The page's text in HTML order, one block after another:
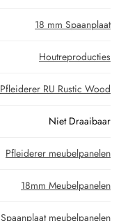
18 mm Spaanplaat
Houtreproducties
Pfleiderer RU Rustic Wood
Niet Draaibaar
Pfleiderer meubelpanelen
18mm Meubelpanelen
Spaanplaat meubelpanelen